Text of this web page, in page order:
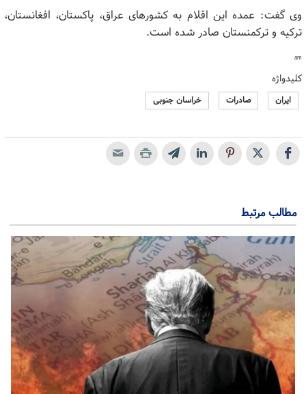
وی گفت: عمده این اقلام به کشور‌های عراق، پاکستان، افغانستان،
ترکیه و ترکمنستان صادر شده است.
am
کلیدواژه
ایران صادرات خراسان جنوبی
مطالب مرتبط